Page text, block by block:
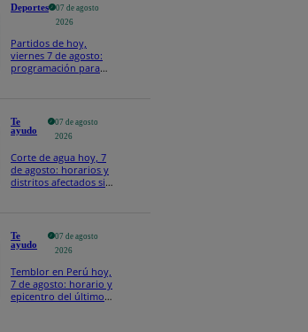
Deportes
07 de agosto
2026
Partidos de hoy,
viernes 7 de agosto:
programación para
Te
ayudo
07 de agosto
2026
Corte de agua hoy, 7
de agosto: horarios y
distritos afectados sin
Te
ayudo
07 de agosto
2026
Temblor en Perú hoy,
7 de agosto: horario y
epicentro del último